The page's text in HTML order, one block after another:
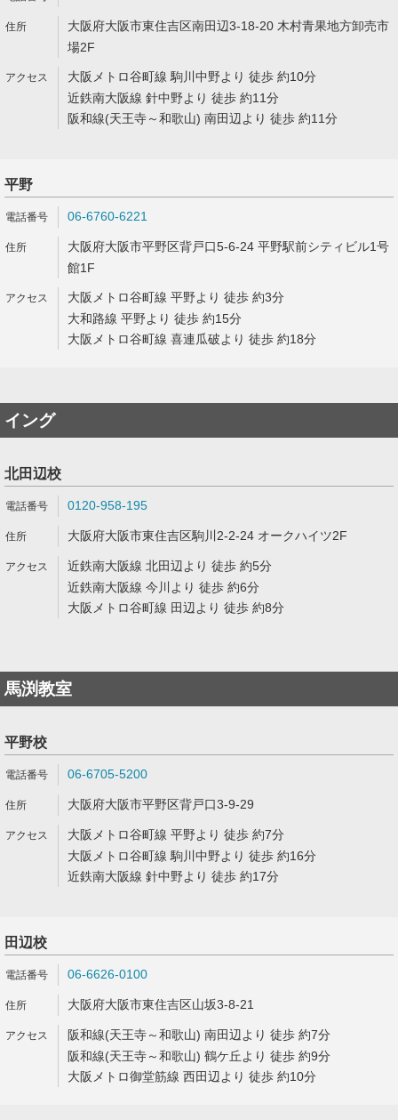
大阪府大阪市東住吉区南田辺3-18-20 木村青果地方卸売市
場2F
大阪メトロ谷町線 駒川中野より 徒歩 約10分
近鉄南大阪線 針中野より 徒歩 約11分
阪和線(天王寺～和歌山) 南田辺より 徒歩 約11分
平野
06-6760-6221
大阪府大阪市平野区背戸口5-6-24 平野駅前シティビル1号
館1F
大阪メトロ谷町線 平野より 徒歩 約3分
大和路線 平野より 徒歩 約15分
大阪メトロ谷町線 喜連瓜破より 徒歩 約18分
イング
北田辺校
0120-958-195
大阪府大阪市東住吉区駒川2-2-24 オークハイツ2F
近鉄南大阪線 北田辺より 徒歩 約5分
近鉄南大阪線 今川より 徒歩 約6分
大阪メトロ谷町線 田辺より 徒歩 約8分
馬渕教室
平野校
06-6705-5200
大阪府大阪市平野区背戸口3-9-29
大阪メトロ谷町線 平野より 徒歩 約7分
大阪メトロ谷町線 駒川中野より 徒歩 約16分
近鉄南大阪線 針中野より 徒歩 約17分
田辺校
06-6626-0100
大阪府大阪市東住吉区山坂3-8-21
阪和線(天王寺～和歌山) 南田辺より 徒歩 約7分
阪和線(天王寺～和歌山) 鶴ケ丘より 徒歩 約9分
大阪メトロ御堂筋線 西田辺より 徒歩 約10分